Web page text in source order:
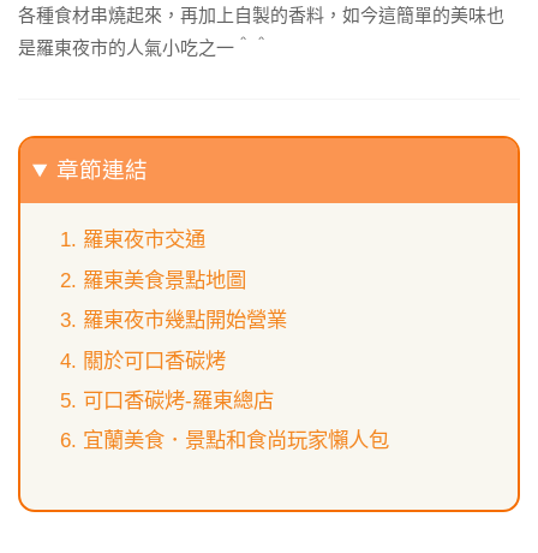
各種食材串燒起來，再加上自製的香料，如今這簡單的美味也
是羅東夜市的人氣小吃之一＾＾
章節連結
羅東夜市交通
羅東美食景點地圖
羅東夜市幾點開始營業
關於可口香碳烤
可口香碳烤-羅東總店
宜蘭美食．景點和食尚玩家懶人包